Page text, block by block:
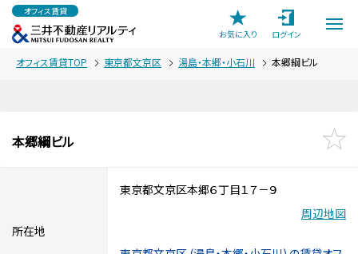
オフィス賃貸
お気に入り
ログイン
オフィス賃貸TOP 東京都文京区 湯島・本郷・小石川 本郷綱ビル
本郷綱ビル
所在地
東京都文京区本郷６丁目１７－９
周辺地図